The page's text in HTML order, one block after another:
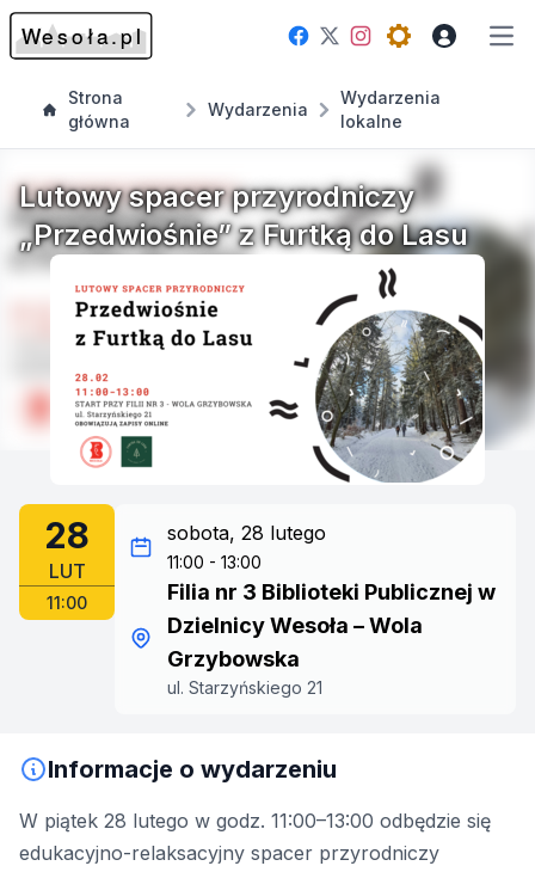
Facebook
TwitterInstagram
Open theme
Strona
główna
Wydarzenia
Wydarzenia
lokalne
Lutowy spacer przyrodniczy
„Przedwiośnie” z Furtką do Lasu
28
LUT
11:00
sobota, 28 lutego
11:00 - 13:00
Filia nr 3 Biblioteki Publicznej w
Dzielnicy Wesoła – Wola
Grzybowska
ul. Starzyńskiego 21
Informacje o wydarzeniu
W piątek 28 lutego w godz. 11:00–13:00 odbędzie się
edukacyjno-relaksacyjny spacer przyrodniczy